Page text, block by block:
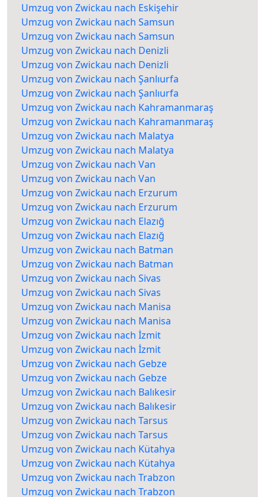
Umzug von Zwickau nach Eskişehir
Umzug von Zwickau nach Samsun
Umzug von Zwickau nach Samsun
Umzug von Zwickau nach Denizli
Umzug von Zwickau nach Denizli
Umzug von Zwickau nach Şanlıurfa
Umzug von Zwickau nach Şanlıurfa
Umzug von Zwickau nach Kahramanmaraş
Umzug von Zwickau nach Kahramanmaraş
Umzug von Zwickau nach Malatya
Umzug von Zwickau nach Malatya
Umzug von Zwickau nach Van
Umzug von Zwickau nach Van
Umzug von Zwickau nach Erzurum
Umzug von Zwickau nach Erzurum
Umzug von Zwickau nach Elazığ
Umzug von Zwickau nach Elazığ
Umzug von Zwickau nach Batman
Umzug von Zwickau nach Batman
Umzug von Zwickau nach Sivas
Umzug von Zwickau nach Sivas
Umzug von Zwickau nach Manisa
Umzug von Zwickau nach Manisa
Umzug von Zwickau nach İzmit
Umzug von Zwickau nach İzmit
Umzug von Zwickau nach Gebze
Umzug von Zwickau nach Gebze
Umzug von Zwickau nach Balıkesir
Umzug von Zwickau nach Balıkesir
Umzug von Zwickau nach Tarsus
Umzug von Zwickau nach Tarsus
Umzug von Zwickau nach Kütahya
Umzug von Zwickau nach Kütahya
Umzug von Zwickau nach Trabzon
Umzug von Zwickau nach Trabzon